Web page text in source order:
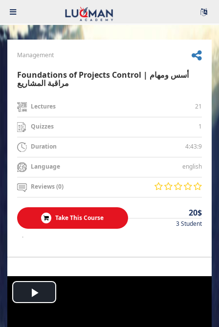
Management
Foundations of Projects Control | أسس ومهام
مراقبة المشاريع
Lectures 21
Quizzes 1
Duration 4:43:9
Language english
Reviews (0)
Take This Course 20$
3 Student
.
Play